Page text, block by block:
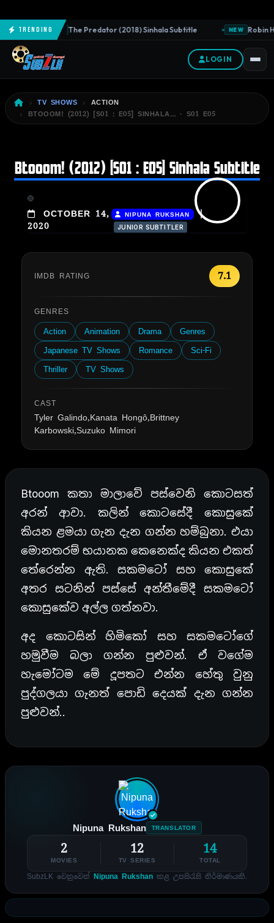
TrendingNEW The Predator (2018) Sinhala Subtitle NEW Robin
LOGIN
TV SHOWS
ACTION
BTOOOM! (2012) [S01 : E05] SINHALA… · S01 E05
Btooom! (2012) [S01 : E05] Sinhala Subtitle
OCTOBER 14,
2020
NIPUNA RUKSHAN |
JUNIOR SUBTITLER
IMDB RATING 7.1
GENRES
Action Animation Drama
Genres
Japanese TV Shows
Romance
Sci-Fi
Thriller
TV Shows
CAST
Tyler Galindo,Kanata Hongô,Brittney
Karbowski,Suzuko Mimori
Btooom කතා මාලාවේ පස්වෙනි කොටසත්
අරන් ආවා. කලින් කොටසේදී කොසුකේ
කියන ළමයා ගැන දැන ගන්න හම්බුනා. එයා
මොනතරම් භයානක කෙනෙක්ද කියන එකත්
තේරෙන්න ඇති. සකමටෝ සහ කොසුකේ
අතර සටනින් පස්සේ අන්තීමේදී සකමටෝ
කොසුකේව අල්ල ගත්නවා.
අද කොටසින් හිමිකෝ සහ සකමටෝගේ
හමුවීම බලා ගන්න පුළුවන්. ඒ වගේම
හැමෝටම මේ දූපතට එන්න හේතු වුනු
පුද්ගලයා ගැනත් පොඩි දෙයක් දැන ගන්න
පුළුවන්..
Nipuna Rukshan TRANSLATOR
2
MOVIES
12
TV SERIES
14
TOTAL
SubzLK වෙනුවෙන් Nipuna Rukshan කළ උපසිරැසි නිර්මාණයකි.